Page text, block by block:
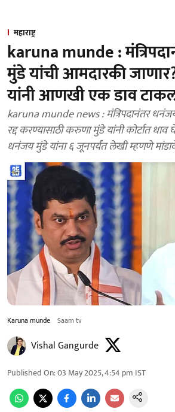
महाराष्ट्र
karuna munde :
मुंडे यांची आमदारकी
यांनी आणखी एक डाव
karuna munde news : मंत्रिपदानंतर
रद्द करण्यासाठी करुणा मुंडे यांनी कोर्टात धाव
धनंजय मुंडे यांना ६ जूनपर्यंत लेखी म्हणणे
Karuna munde Saam tv
Vishal Gangurde
Published On:03 May 2025, 4:54 pm IST